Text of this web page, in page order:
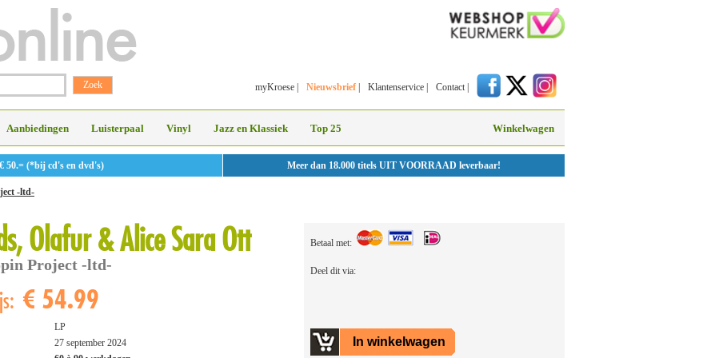
myKroese Nieuwsbrief Klantenservice Contact
Aanbiedingen Luisterpaal Vinyl Jazz en Klassiek Top 25 Winkelwagen
50.= (*bij cd's en dvd's) Meer dan 18.000 titels UIT VOORRAAD leverbaar!
-ltd-
Olafur & Alice Sara Ott
Project -ltd-
€ 54.99
LP
27 september 2024
Betaal met:
Deel dit via: